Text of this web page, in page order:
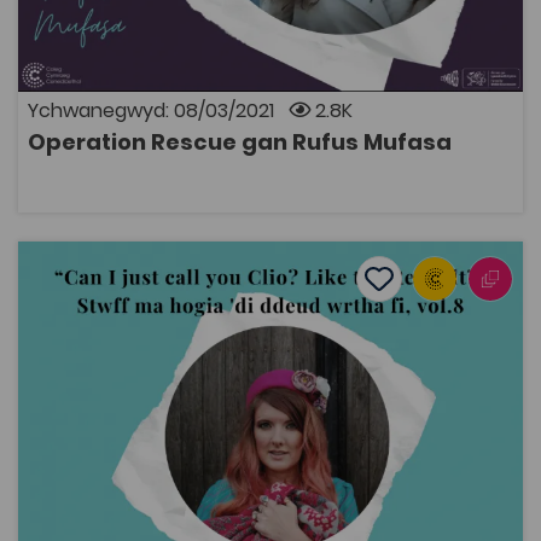
Ychwanegwyd: 08/03/2021 2.8K
Operation Rescue gan Rufus Mufasa
Y bardd a'r berfformwraig Rufus Mufasa sy'n darllen
cerdd o'i gwaith, 'Operation Rescue' i ddathlu Diwrnod
Rhyngwladol Mamiaith 2021. Yn cynnwys fideo o'r
gerdd, copi PDF o'r geiriau ar gyfer deunydd astudio a
fideo o Rufus yn siarad am ei pherthynas gyda'r iaith
Gymraeg. © Rufus Mufasa 2021
“Can I just call you Clio? Like the Renault?” Cerdd gan
Add to favourites
Dyddiad cyhoeddi: 2021 Add to favourites
“Can I just call you Clio? Like the Renault?”
Cerdd gan Llio Elain Maddocks
Cymraeg Yn Unig
Cymraeg Dysgu Cymraeg
Cymraeg Llên
Cymraeg Ail Iaith
Adnodd Coleg Cymraeg
Y bardd Llio Elain Maddocks yn darllen cerdd o'i gwaith -